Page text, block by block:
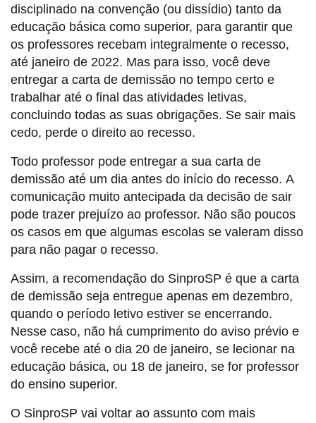
disciplinado na convenção (ou dissídio) tanto da
educação básica como superior, para garantir que
os professores recebam integralmente o recesso,
até janeiro de 2022. Mas para isso, você deve
entregar a carta de demissão no tempo certo e
trabalhar até o final das atividades letivas,
concluindo todas as suas obrigações. Se sair mais
cedo, perde o direito ao recesso.
Todo professor pode entregar a sua carta de
demissão até um dia antes do início do recesso. A
comunicação muito antecipada da decisão de sair
pode trazer prejuízo ao professor. Não são poucos
os casos em que algumas escolas se valeram disso
para não pagar o recesso.
Assim, a recomendação do SinproSP é que a carta
de demissão seja entregue apenas em dezembro,
quando o período letivo estiver se encerrando.
Nesse caso, não há cumprimento do aviso prévio e
você recebe até o dia 20 de janeiro, se lecionar na
educação básica, ou 18 de janeiro, se for professor
do ensino superior.
O SinproSP vai voltar ao assunto com mais